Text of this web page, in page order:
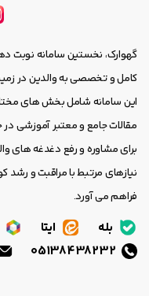
گهوارک، نخستین سامانه نوبت
کامل و تخصصی به والدین در
این سامانه شامل بخش های
مقالات جامع و معتبر آموزشی
برای مشاوره و رفع دغدغه های
نیازهای مرتبط با مراقبت و
فراهم می آورد.
بله ایتا